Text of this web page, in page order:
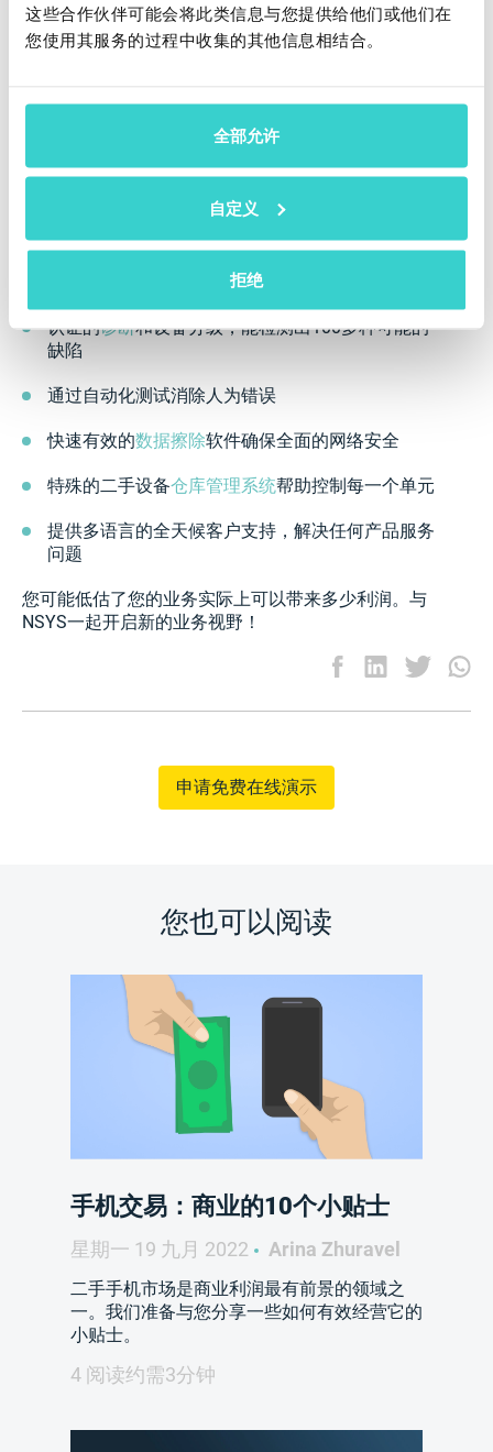
这些合作伙伴可能会将此类信息与您提供给他们或他们在
您使用其服务的过程中收集的其他信息相结合。
全部允许
自定义
拒绝
利润直接取决于设备测试的准确性。因为这个行业风险
高且利润低，公司不能负担销售低质量的手机。如果买
失。因此，翻新商在购买库存和发货前都会仔细测试设
备。质量控制是首要任务。
认证的诊断和设备分级，能检测出100多种可能的
缺陷
通过自动化测试消除人为错误
快速有效的数据擦除软件确保全面的网络安全
特殊的二手设备仓库管理系统帮助控制每一个单元
提供多语言的全天候客户支持，解决任何产品服务
问题
您可能低估了您的业务实际上可以带来多少利润。与
NSYS一起开启新的业务视野！
申请免费在线演示
您也可以阅读
手机交易：商业的10个小贴士
星期一 19 九月 2022 Arina Zhuravel
二手手机市场是商业利润最有前景的领域之
一。我们准备与您分享一些如何有效经营它的
小贴士。
4 阅读约需3分钟